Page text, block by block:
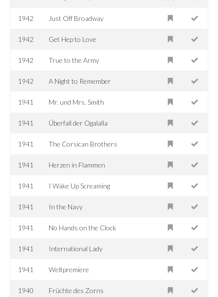
1942 Just Off Broadway
1942 Get Hep to Love
1942 True to the Army
1942 A Night to Remember
1941 Mr. und Mrs. Smith
1941 Überfall der Ogalalla
1941 The Corsican Brothers
1941 Herzen in Flammen
1941 I Wake Up Screaming
1941 In the Navy
1941 No Hands on the Clock
1941 International Lady
1941 Weltpremiere
1940 Früchte des Zorns